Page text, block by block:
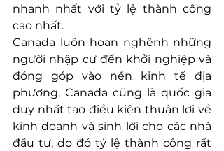
nhanh nhất với tỷ lệ thành công
cao nhất.
Canada luôn hoan nghênh những
người nhập cư đến khởi nghiệp và
đóng góp vào nền kinh tế địa
phương, Canada cũng là quốc gia
duy nhất tạo điều kiện thuận lợi về
kinh doanh và sinh lời cho các nhà
đầu tư, do đó tỷ lệ thành công rất